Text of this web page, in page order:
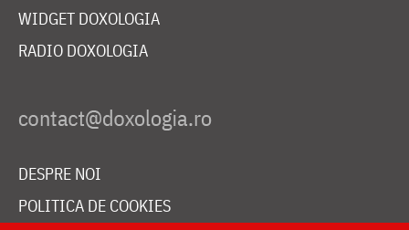
WIDGET DOXOLOGIA
RADIO DOXOLOGIA
DESPRE NOI
POLITICA DE COOKIES